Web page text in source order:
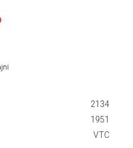
2134
1951
VTC